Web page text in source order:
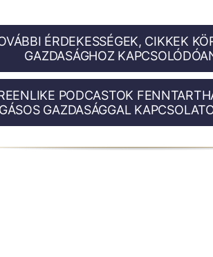
ÉRDEKESSÉGEK, CIKKEK
GAZDASÁGHOZ
PODCASTOK
GAZDASÁGGAL